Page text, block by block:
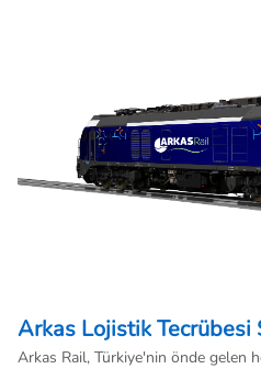
Arkas Lojistik
Arkas Rail, Türkiye'nin önde gelen